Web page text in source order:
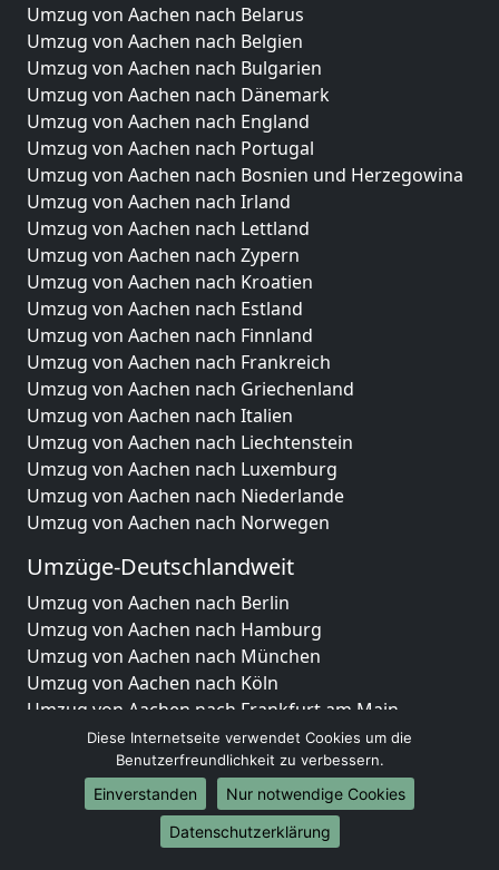
Umzug von Aachen nach Belarus
Umzug von Aachen nach Belgien
Umzug von Aachen nach Bulgarien
Umzug von Aachen nach Dänemark
Umzug von Aachen nach England
Umzug von Aachen nach Portugal
Umzug von Aachen nach Bosnien und Herzegowina
Umzug von Aachen nach Irland
Umzug von Aachen nach Lettland
Umzug von Aachen nach Zypern
Umzug von Aachen nach Kroatien
Umzug von Aachen nach Estland
Umzug von Aachen nach Finnland
Umzug von Aachen nach Frankreich
Umzug von Aachen nach Griechenland
Umzug von Aachen nach Italien
Umzug von Aachen nach Liechtenstein
Umzug von Aachen nach Luxemburg
Umzug von Aachen nach Niederlande
Umzug von Aachen nach Norwegen
Umzüge-Deutschlandweit
Umzug von Aachen nach Berlin
Umzug von Aachen nach Hamburg
Umzug von Aachen nach München
Umzug von Aachen nach Köln
Umzug von Aachen nach Frankfurt am Main
Umzug von Aachen nach Stuttgart
Umzug von Aachen nach Düsseldorf
Umzug von Aachen nach Leipzig
Umzug von Aachen nach Dortmund
Umzug von Aachen nach Essen
Diese Internetseite verwendet Cookies um die
Benutzerfreundlichkeit zu verbessern.
Einverstanden
Nur notwendige Cookies
Datenschutzerklärung